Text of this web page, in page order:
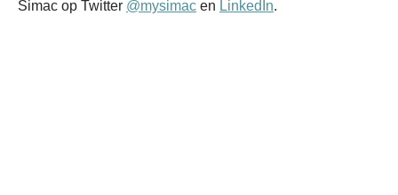
Simac op Twitter @mysimac en LinkedIn.